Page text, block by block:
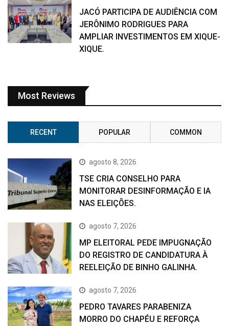
JACÓ PARTICIPA DE AUDIÊNCIA COM
JERÔNIMO RODRIGUES PARA
AMPLIAR INVESTIMENTOS EM XIQUE-
XIQUE.
Most Reviews
RECENT POPULAR COMMON
agosto 8, 2026
TSE CRIA CONSELHO PARA
MONITORAR DESINFORMAÇÃO E IA
NAS ELEIÇÕES.
agosto 7, 2026
MP ELEITORAL PEDE IMPUGNAÇÃO
DO REGISTRO DE CANDIDATURA À
REELEIÇÃO DE BINHO GALINHA.
agosto 7, 2026
PEDRO TAVARES PARABENIZA
MORRO DO CHAPÉU E REFORÇA